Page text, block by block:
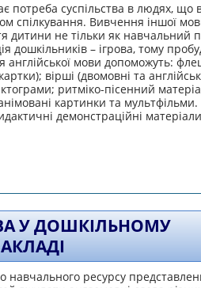
потреба суспільства в людях, що
спілкування. Вивчення іншої
дитини не тільки як навчальний
дошкільників – ігрова, тому
англійської мови допоможуть:
вірші (двомовні та
ритміко-пісенний
картинки та мультфільми.
демонстраційні матеріали
Power Point «Особливості
У ДОШКІЛЬНОМУ
навчального ресурсу